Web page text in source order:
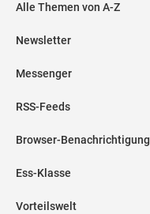
Alle Themen von A-Z
Newsletter
Messenger
RSS-Feeds
Browser-Benachrichtigung
Ess-Klasse
Vorteilswelt